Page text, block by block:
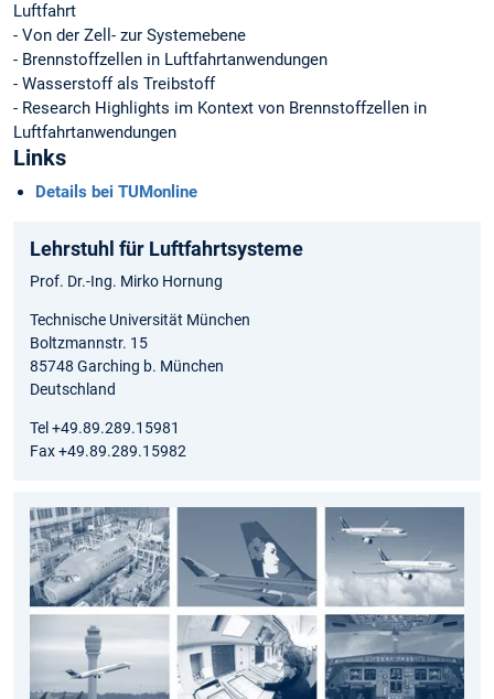
Luftfahrt
- Von der Zell- zur Systemebene
- Brennstoffzellen in Luftfahrtanwendungen
- Wasserstoff als Treibstoff
- Research Highlights im Kontext von Brennstoffzellen in
Luftfahrtanwendungen
Links
Details bei TUMonline
Lehrstuhl für Luftfahrtsysteme
Prof. Dr.-Ing. Mirko Hornung
Technische Universität München
Boltzmannstr. 15
85748 Garching b. München
Deutschland
Tel +49.89.289.15981
Fax +49.89.289.15982